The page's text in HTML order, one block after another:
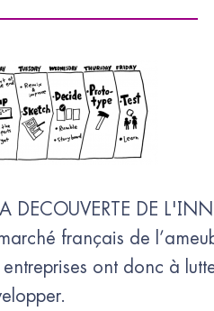
DECOUVERTE DE
français de
entreprises ont donc à